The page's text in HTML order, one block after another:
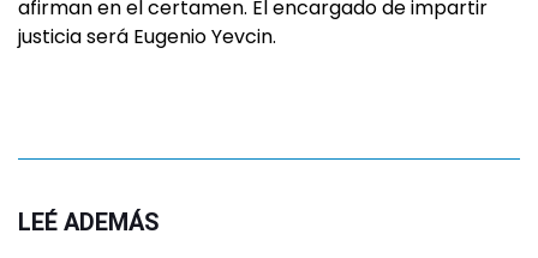
afirman en el certamen. El encargado de impartir
justicia será Eugenio Yevcin.
LEÉ ADEMÁS